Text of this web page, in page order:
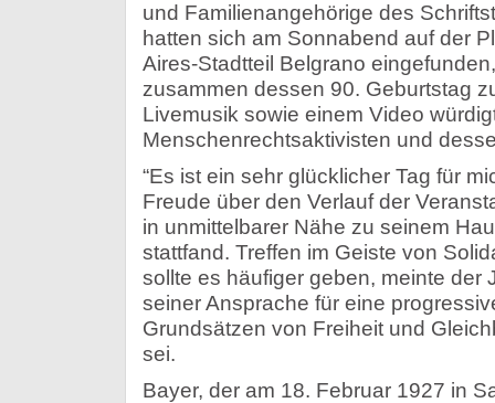
und Familienangehörige des
hatten sich am Sonnabend auf der
Aires-Stadtteil Belgrano
zusammen dessen 90. Geburtstag
Livemusik sowie einem Video
Menschenrechtsaktivisten und
“Es ist ein sehr glücklicher Tag für
Freude über den Verlauf der
in unmittelbarer Nähe zu seinem
stattfand. Treffen im Geiste von
sollte es häufiger geben, meinte der
seiner Ansprache für eine
Grundsätzen von Freiheit und
sei.
Bayer, der am 18. Februar 1927 in